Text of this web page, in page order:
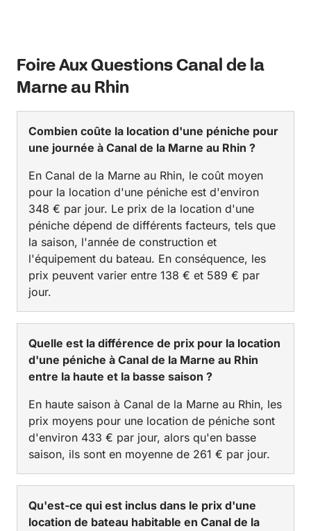
Foire Aux Questions Canal de la
Marne au Rhin
Combien coûte la location d'une péniche pour
une journée à Canal de la Marne au Rhin ?
En Canal de la Marne au Rhin, le coût moyen
pour la location d'une péniche est d'environ
348 € par jour. Le prix de la location d'une
péniche dépend de différents facteurs, tels que
la saison, l'année de construction et
l'équipement du bateau. En conséquence, les
prix peuvent varier entre 138 € et 589 € par
jour.
Quelle est la différence de prix pour la location
d'une péniche à Canal de la Marne au Rhin
entre la haute et la basse saison ?
En haute saison à Canal de la Marne au Rhin, les
prix moyens pour une location de péniche sont
d'environ 433 € par jour, alors qu'en basse
saison, ils sont en moyenne de 261 € par jour.
Qu'est-ce qui est inclus dans le prix d'une
location de bateau habitable en Canal de la